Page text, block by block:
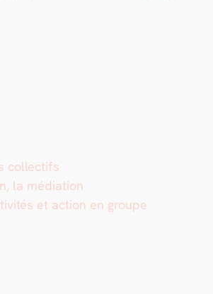
col­lec­tifs
la médi­a­tion
et action en groupe